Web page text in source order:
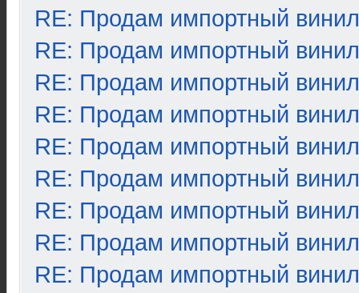
RE: Продам импортный винил
RE: Продам импортный винил
RE: Продам импортный винил
RE: Продам импортный винил
RE: Продам импортный винил
RE: Продам импортный винил
RE: Продам импортный винил
RE: Продам импортный винил
RE: Продам импортный винил